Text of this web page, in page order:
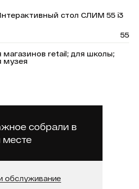
стол СЛИМ 55 i3
55
магазинов retail; для школы;
музея
собрали в
обслуживание